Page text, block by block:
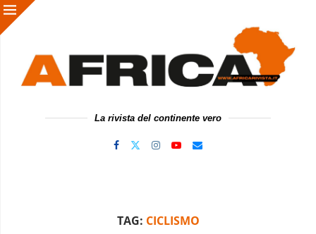
La rivista del continente vero
TAG: CICLISMO